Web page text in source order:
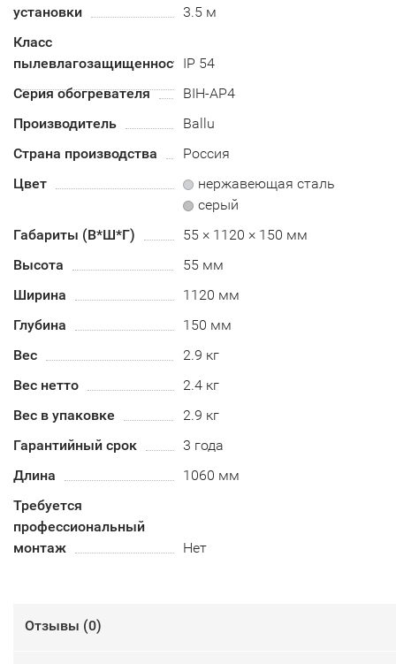
установки
3.5 м
Класс
пылевлагозащищенностиIP 54
Серия обогревателя
BIH-AP4
Производитель
Ballu
Страна производства
Россия
Цвет
нержавеющая сталь
серый
Габариты (В*Ш*Г)
55 × 1120 × 150 мм
Высота
55 мм
Ширина
1120 мм
Глубина
150 мм
Вес
2.9 кг
Вес нетто
2.4 кг
Вес в упаковке
2.9 кг
Гарантийный срок
3 года
Длина
1060 мм
Требуется
профессиональный
монтаж
Нет
Отзывы (0)